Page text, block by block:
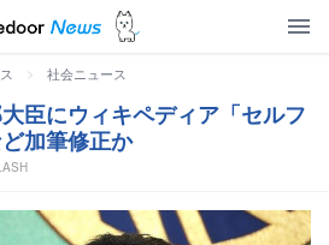
> 社会ニュース
大臣にウィキペディア「セルフ
加筆修正か